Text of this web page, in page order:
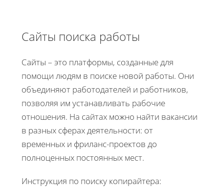
Сайты поиска работы
Сайты – это платформы, созданные для
помощи людям в поиске новой работы. Они
объединяют работодателей и работников,
позволяя им устанавливать рабочие
отношения. На сайтах можно найти вакансии
в разных сферах деятельности: от
временных и фриланс-проектов до
полноценных постоянных мест.
Инструкция по поиску копирайтера: